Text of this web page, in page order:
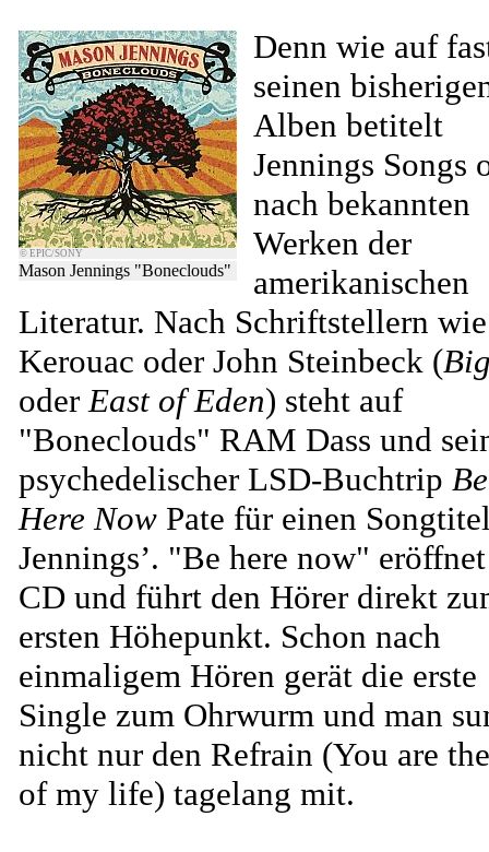
© EPIC/SONY
Mason Jennings "Boneclouds"
Denn wie auf
seinen
Alben betitelt
Jennings Songs
nach bekannten
Werken der
amerikanischen
Literatur. Nach Schriftstellern
Kerouac oder John Steinbeck (
oderEast of Eden) steht auf
"Boneclouds" RAM Dass und
psychedelischer LSD-Buchtrip Be
Here Now Pate für einen
Jennings’. "Be here now"
CD und führt den Hörer direkt
ersten Höhepunkt. Schon nach
einmaligem Hören gerät die erste
Single zum Ohrwurm und man
nicht nur den Refrain (You are
of my life) tagelang mit.